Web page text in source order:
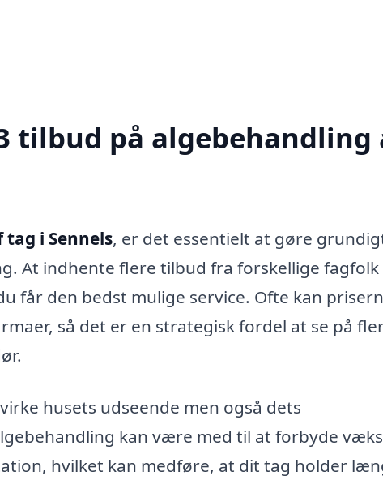
tilbud på algebehandling
i Sennels, er det essentielt at gøre
At indhente flere tilbud fra forskellige fagfolk
får den bedst mulige service. Ofte kan
så det er en strategisk fordel at se på
husets udseende men også dets
kan være med til at forbyde
hvilket kan medføre, at dit tag holder